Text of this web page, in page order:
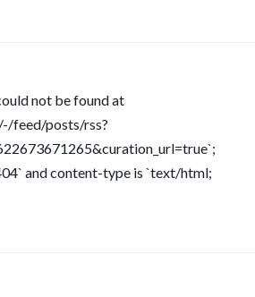
not be found at
feed/posts/rss?
and content-type is `text/html;